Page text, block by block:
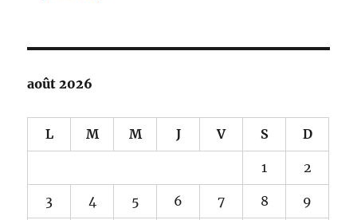
août 2026
L M M J V S D
1 2
3 4 5 6 7 8 9